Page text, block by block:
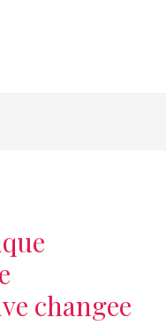
changee